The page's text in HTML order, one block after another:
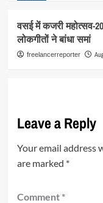
वसई में कजरी महोत्सव-
लोकगीतों ने बांधा समां
freelancerreporter
Leave a Reply
Your email address
are marked *
Comment *